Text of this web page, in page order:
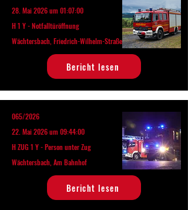
28. Mai 2026 um 01:07:00
H 1 Y - Notfalltüröffnung
Wächtersbach, Friedrich-Wilhelm-Straße
Bericht lesen
065/2026
22. Mai 2026 um 09:44:00
H ZUG 1 Y - Person unter Zug
Wächtersbach, Am Bahnhof
Bericht lesen